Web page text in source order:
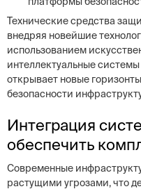
Технические средства
внедряя новейшие
использованием
интеллектуальные
открывает новые
безопасности
Интеграция
обеспечить
Современные
растущими угрозами, что